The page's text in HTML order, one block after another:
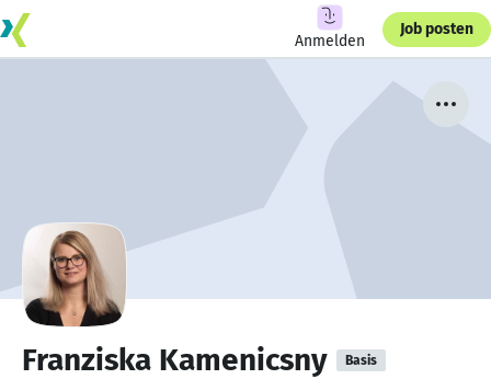
Anmelden
Job posten
Franziska Kamenicsny Basis